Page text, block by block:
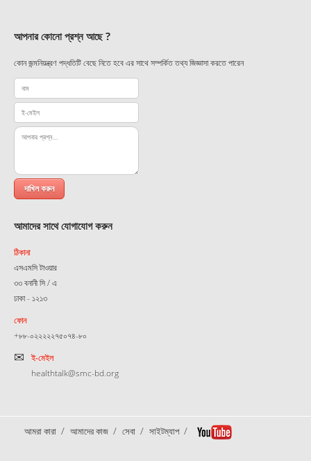
আপনার কোনো প্রশ্ন আছে ?
কোন জন্মনিয়ন্ত্রণ পদ্ধতিটি বেছে নিতে হবে এর সাথে সম্পর্কিত তথ্য জিজ্ঞাসা করতে পারেন
আমাদের সাথে যোগাযোগ করুন
ঠিকানা
এসএমসি টাওয়ার
৩৩ বনানী সি / এ
ঢাকা - ১২১৩
ফোন
+৮৮-০২২২২২৭৫০৭৪-৮০
ই-মেইল
healthtalk@smc-bd.org
আমরা কারা আমাদের কাজ সেবা সাইটম্যাপ